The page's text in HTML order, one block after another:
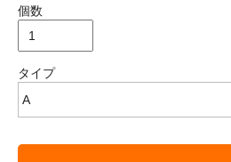
個数
タイプ